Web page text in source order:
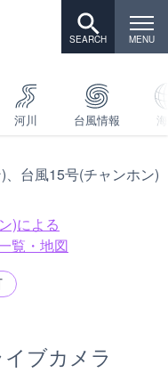
河川 台風情報
台風15号(チャンホン)
)による
覧・地図
ブカメラ